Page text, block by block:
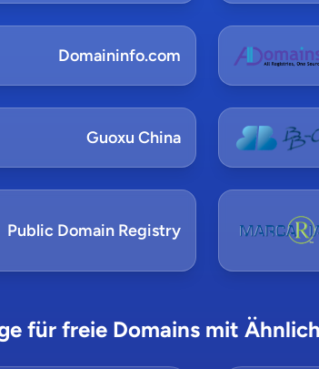
Domaininfo.com
Guoxu China
Public Domain Registry
für freie Domains mit